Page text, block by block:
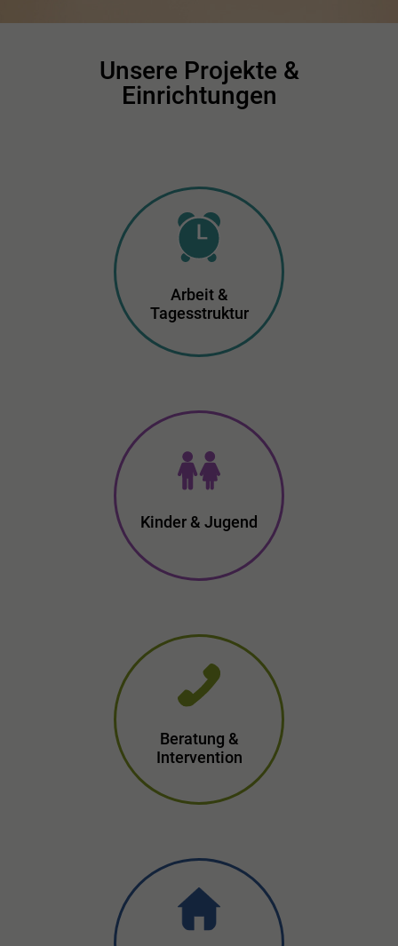
Unsere Projekte &
Einrichtungen
Arbeit &
Tagesstruktur
Kinder & Jugend
Beratung &
Intervention